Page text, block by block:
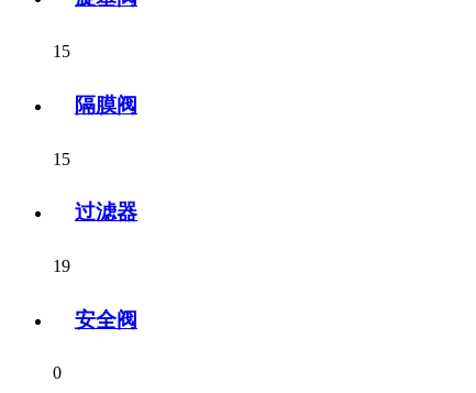
15
隔膜阀
15
过滤器
19
安全阀
0